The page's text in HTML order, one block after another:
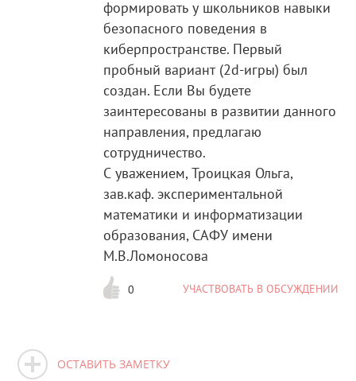
формировать у школьников навыки
безопасного поведения в
киберпространстве. Первый
пробный вариант (2d-игры) был
создан. Если Вы будете
заинтересованы в развитии данного
направления, предлагаю
сотрудничество.
С уважением, Троицкая Ольга,
зав.каф. экспериментальной
математики и информатизации
образования, САФУ имени
М.В.Ломоносова
0 УЧАСТВОВАТЬ В ОБСУЖДЕНИИ
ОСТАВИТЬ ЗАМЕТКУ